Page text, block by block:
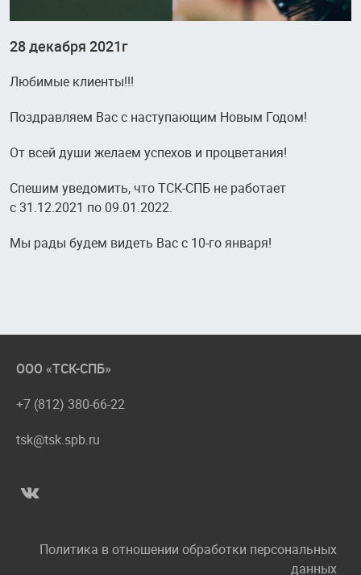
28 декабря 2021г
Любимые клиенты!!!
Поздравляем Вас с наступающим Новым Годом!
От всей души желаем уcпехов и процветания!
Спешим уведомить, что ТСК-СПБ не работает
с 31.12.2021 по 09.01.2022.
Мы рады будем видеть Вас с 10-го января!
ООО «ТСК-СПБ»
+7 (812) 380-66-22
tsk@tsk.spb.ru
Политика в отношении обработки персональных
данных